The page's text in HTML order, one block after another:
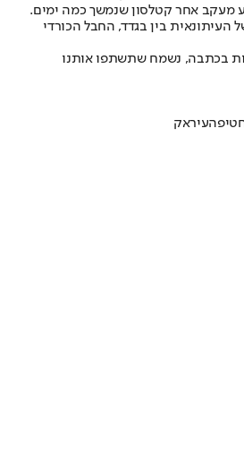
מעקב אחר קטלסון שנמשך כמה ימים.
בין בגדד, החבל הכורדי
בכתבה, נשמח שתשתפו אותנו
עיראק